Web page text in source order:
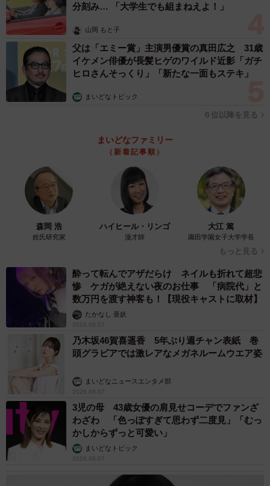
分刻み… 「大学生でも組まねえよ！」
山岡 もと子
父は「エミー賞」主演男優賞の真田広之 31歳
イケメン俳優が長髪ヒゲのワイルド近影「ガチ
ヒロさんそっくり」「新たな一面もステキ」
まいどなトピック
６位以降を見る
まいどなファミリー
（新着記事順）
森岡 浩
姓氏研究家
ハイヒール・リンゴ
漫才師
大江 篤
園田学園女子大学学長
もっと見る
酔って転んでアザだらけ ネイルも折れて超悲
惨 ケガが絶えない夜のお仕事 「病院代」と
数万円を渡す神客も！【現役キャストに取材】
たかなし 亜妖
2026.08.07
乃木坂46賀喜遥香 5年ぶり週チャン表紙 巻
頭グラビアでは激レアなメガネルームウエア姿
まいどなニュースエンタメ部
2026.08.07
3児の母 43歳女優の肩見せコーデでファンざ
わざわ 「色っぽすぎて思わず二度見」「むっ
かしからずっと可愛い」
まいどなトピック
2026.08.07